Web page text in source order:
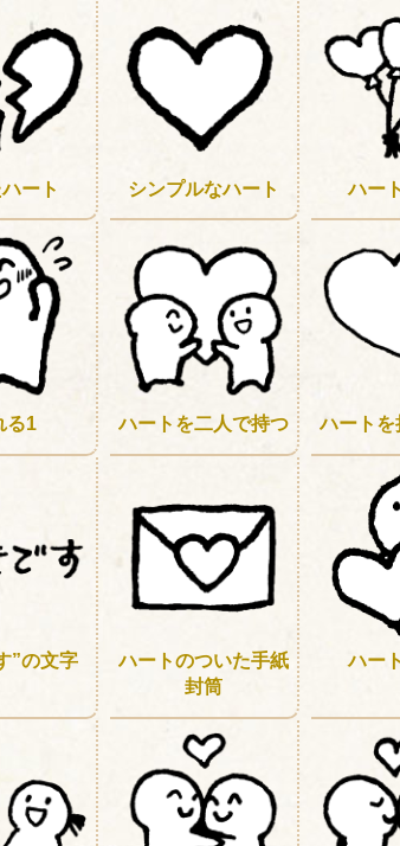
ート シンプルなハート ハー
る1 ハートを二人で持つ ハートを
”の文字
ハートのついた手紙
封筒
ハー